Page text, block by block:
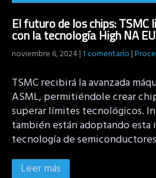
El futuro de los chips:
con la tecnología High NA
noviembre 6, 2024|1 comentario|
TSMC recibirá la avanzada
ASML, permitiéndole crear
superar límites tecnológicos.
también están adoptando esta
tecnología de semiconductores
Leer más